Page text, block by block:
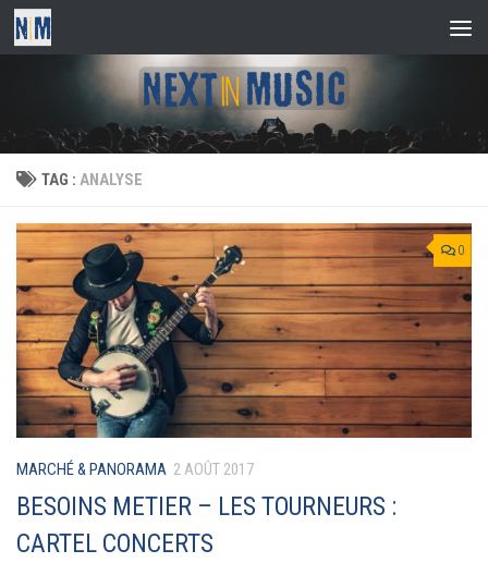
Skip to content
TAG : ANALYSE
0
MARCHÉ & PANORAMA 2 AOÛT 2017
BESOINS METIER – LES TOURNEURS :
CARTEL CONCERTS